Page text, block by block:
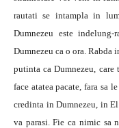
rautati se intampla in
Dumnezeu este
Dumnezeu ca o ora. Rabda
putinta ca Dumnezeu, care
face atatea pacate, fara sa
credinta in Dumnezeu, in
va parasi. Fie ca nimic sa